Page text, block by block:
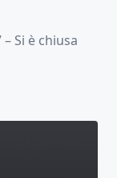
– Si è chiusa